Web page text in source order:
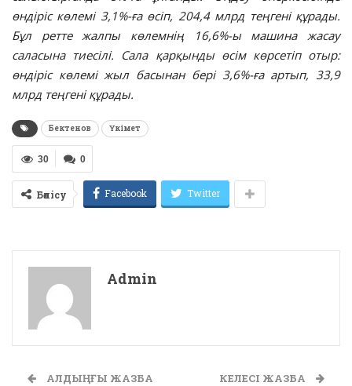
өндіріс көлемі 3,1%-ға өсіп, 204,4 млрд теңгені құрады.
Бұл ретте жалпы көлемнің 16,6%-ы машина жасау
саласына тиесілі. Сала қарқынды өсім көрсетіп отыр:
өндіріс көлемі жыл басынан бері 3,6%-ға артып, 33,9
млрд теңгені құрады.
Бектенов Үкімет
0
30
Бөлісу Facebook Twitter
Admin
АЛДЫҢҒЫ ЖАЗБА КЕЛЕСІ ЖАЗБА